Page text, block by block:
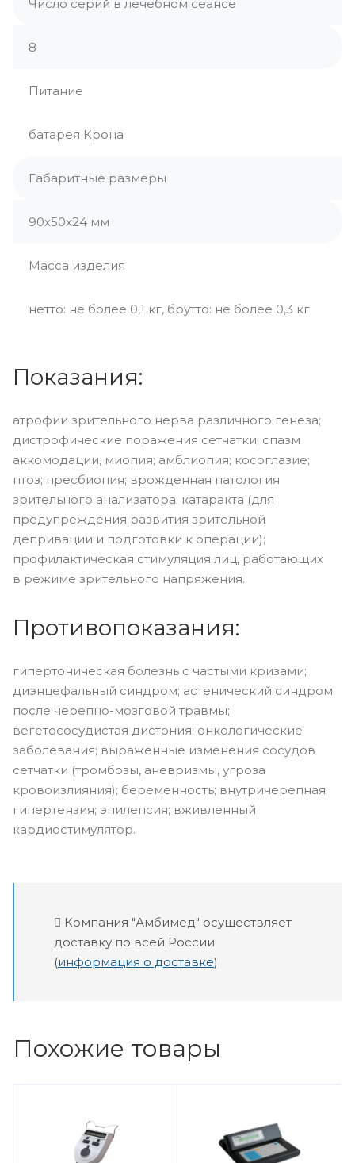
Число серий в лечебном сеансе
8
Питание
батарея Крона
Габаритные размеры
90х50х24 мм
Масса изделия
нетто: не более 0,1 кг, брутто: не более 0,3 кг
Показания:
атрофии зрительного нерва различного генеза;
дистрофические поражения сетчатки; спазм
аккомодации, миопия; амблиопия; косоглазие;
птоз; пресбиопия; врожденная патология
зрительного анализатора; катаракта (для
предупреждения развития зрительной
депривации и подготовки к операции);
профилактическая стимуляция лиц, работающих
в режиме зрительного напряжения.
Противопоказания:
гипертоническая болезнь с частыми кризами;
диэнцефальный синдром; астенический синдром
после черепно-мозговой травмы;
вегетососудистая дистония; онкологические
заболевания; выраженные изменения сосудов
сетчатки (тромбозы, аневризмы, угроза
кровоизлияния); беременность; внутричерепная
гипертензия; эпилепсия; вживленный
кардиостимулятор.
Компания "Амбимед" осуществляет
доставку по всей России
(информация о доставке)
Похожие товары